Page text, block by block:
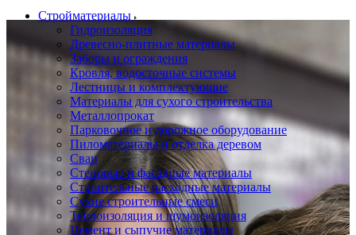
Стройматериалы
Гидроизоляция
Древесно-плитные материалы
Заборы и ограждения
Кровля, водосточные системы
Лестницы и комплектующие
Материалы для сухого строительства
Металлопрокат
Парковочное и дорожное оборудование
Пиломатериалы и отделка деревом
Сваи
Стеновые и фасадные материалы
Строительные расходные материалы
Сухие строительные смеси
Теплоизоляция и шумоизоляция
Цемент и сыпучие материалы